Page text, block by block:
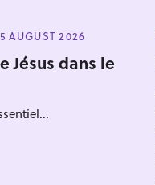
5 AUGUST 2026
Jésus dans le